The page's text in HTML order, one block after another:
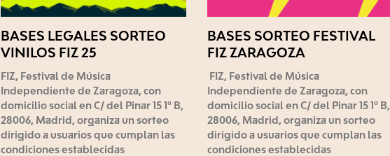
BASES LEGALES SORTEO
VINILOS FIZ 25
FIZ, Festival de Música
Independiente de Zaragoza, con
domicilio social en C/ del Pinar 15 1º B,
28006, Madrid, organiza un sorteo
dirigido a usuarios que cumplan las
condiciones establecidas
BASES SORTEO FESTIVAL
FIZ ZARAGOZA
FIZ, Festival de Música
Independiente de Zaragoza, con
domicilio social en C/ del Pinar 15 1º B,
28006, Madrid, organiza un sorteo
dirigido a usuarios que cumplan las
condiciones establecidas